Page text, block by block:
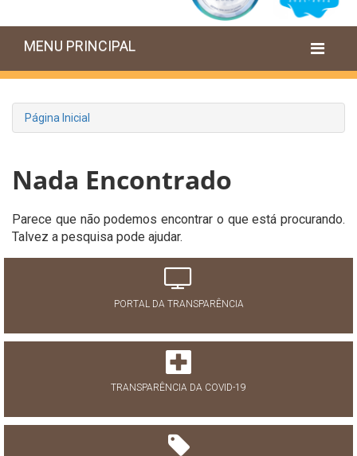
MENU PRINCIPAL
Página Inicial
Nada Encontrado
Parece que não podemos encontrar o que está procurando.
Talvez a pesquisa pode ajudar.
PORTAL DA TRANSPARÊNCIA
TRANSPARÊNCIA DA COVID-19